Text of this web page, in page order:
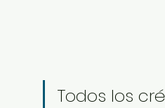
Todos los